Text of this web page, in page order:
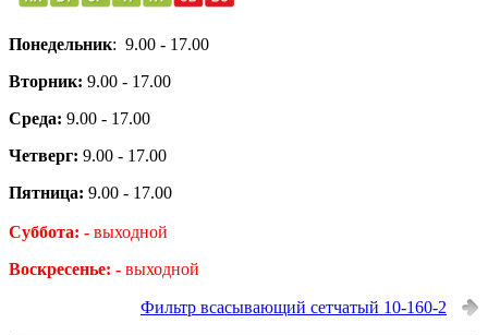
Понедельник: 9.00 - 17.00
Вторник: 9.00 - 17.00
Среда: 9.00 - 17.00
Четверг: 9.00 - 17.00
Пятница: 9.00 - 17.00
Суббота: - выходной
Воскресенье: - выходной
Фильтр всасывающий сетчатый 10-160-2